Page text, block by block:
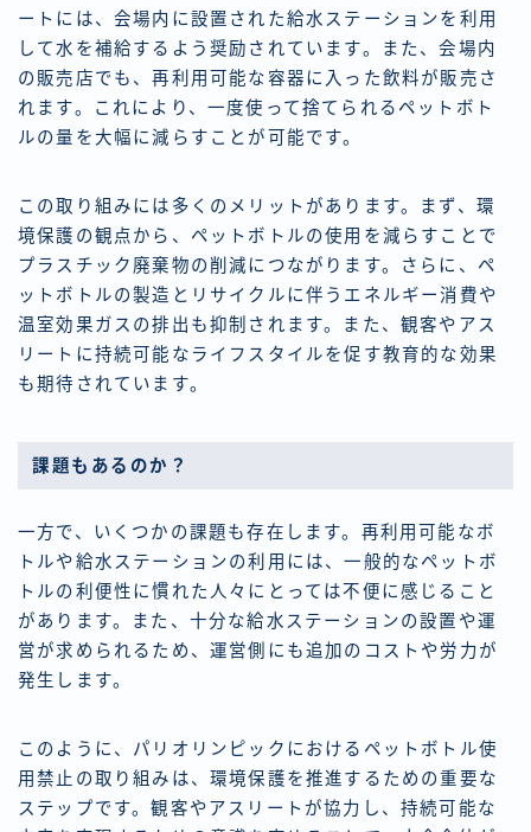
ートには、会場内に設置された給水ステーションを利用
して水を補給するよう奨励されています。また、会場内
の販売店でも、再利用可能な容器に入った飲料が販売さ
れます。これにより、一度使って捨てられるペットボト
ルの量を大幅に減らすことが可能です。
この取り組みには多くのメリットがあります。まず、環
境保護の観点から、ペットボトルの使用を減らすことで
プラスチック廃棄物の削減につながります。さらに、ペ
ットボトルの製造とリサイクルに伴うエネルギー消費や
温室効果ガスの排出も抑制されます。また、観客やアス
リートに持続可能なライフスタイルを促す教育的な効果
も期待されています。
課題もあるのか？
一方で、いくつかの課題も存在します。再利用可能なボ
トルや給水ステーションの利用には、一般的なペットボ
トルの利便性に慣れた人々にとっては不便に感じること
があります。また、十分な給水ステーションの設置や運
営が求められるため、運営側にも追加のコストや労力が
発生します。
このように、パリオリンピックにおけるペットボトル使
用禁止の取り組みは、環境保護を推進するための重要な
ステップです。観客やアスリートが協力し、持続可能な